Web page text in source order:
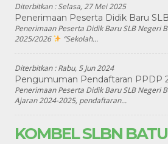
Diterbitkan :Selasa, 27 Mei 2025
Penerimaan Peserta Didik Baru
Penerimaan Peserta Didik Baru SLB Negeri
2025/2026
“Sekolah...
Diterbitkan :Rabu, 5 Jun 2024
Pengumuman Pendaftaran PPDP
Penerimaan Peserta Didik Baru SLB Negeri
Ajaran 2024-2025, pendaftaran...
KOMBEL SLBN